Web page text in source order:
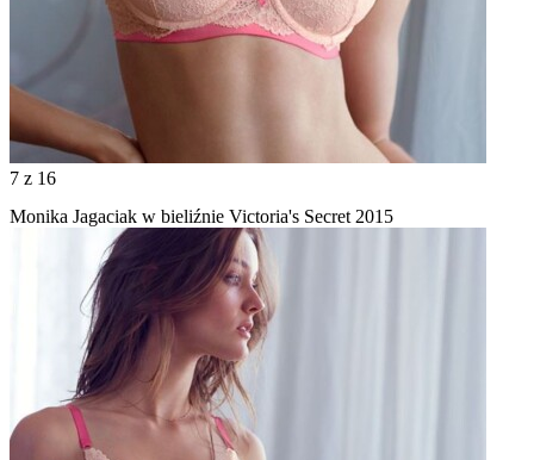
7 z 16
Monika Jagaciak w bieliźnie Victoria's Secret 2015